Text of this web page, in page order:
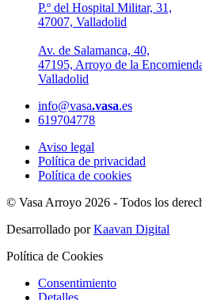
P.º del Hospital Militar, 31,
47007, Valladolid
Av. de Salamanca, 40,
47195, Arroyo de la
Valladolid
info@vasa.vasa.es
619704778
Aviso legal
Política de privacidad
Política de cookies
© Vasa Arroyo 2026 - Todos los
Desarrollado porKaavan Digital
Política de Cookies
Consentimiento